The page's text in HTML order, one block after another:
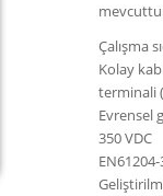
Çalışma
Kolay
terminali
Evrensel
350 VDC